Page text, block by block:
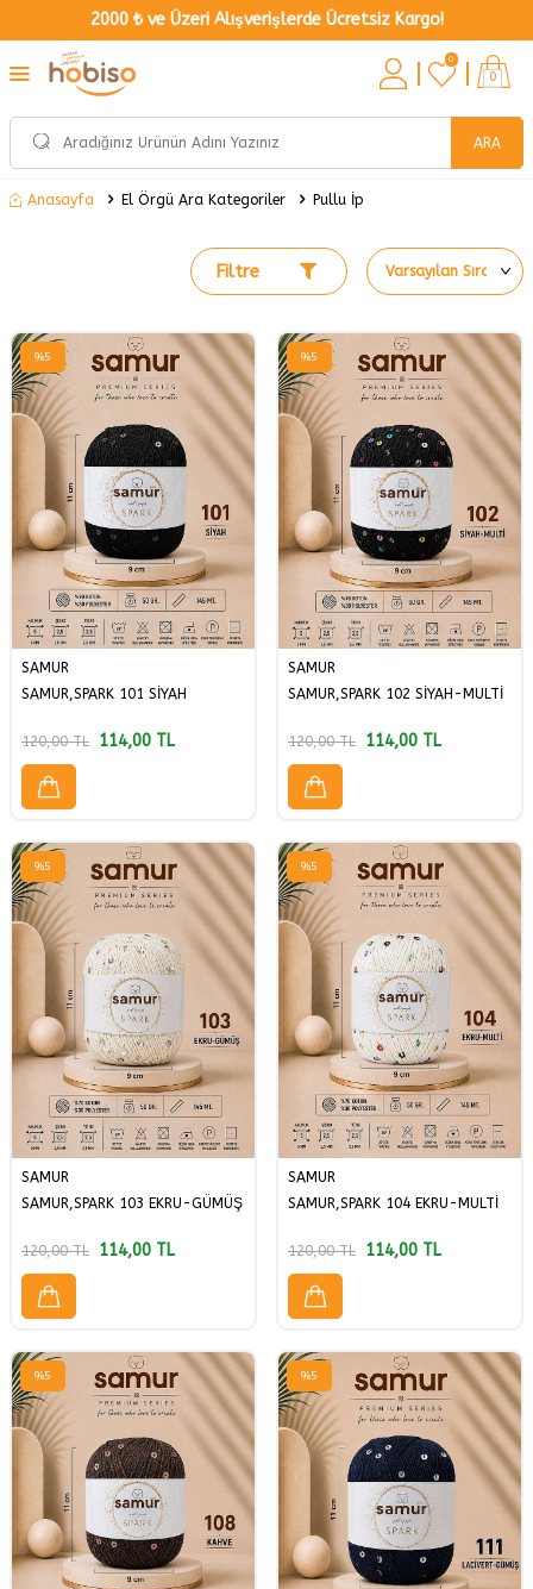
2000 ₺ ve Üzeri Alışverişlerde Ücretsiz Kargo!
ARA
0
0
Anasayfa El Örgü Ara Kategoriler Pullu İp
Filtre
%5
SAMUR
SAMUR,SPARK 101 SİYAH
120,00TL 114,00 TL
%5
SAMUR
SAMUR,SPARK 102 SİYAH-MULTİ
120,00TL 114,00 TL
%5
SAMUR
SAMUR,SPARK 103 EKRU-GÜMÜŞ
120,00TL 114,00 TL
%5
SAMUR
SAMUR,SPARK 104 EKRU-MULTİ
120,00TL 114,00 TL
%5 %5